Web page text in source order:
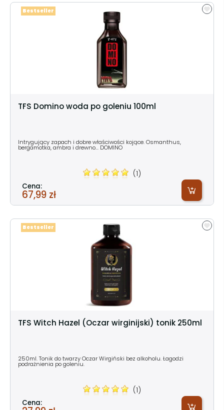
TFS Domino woda po goleniu 100ml
Intrygujący zapach i dobre właściwości kojące. Osmanthus,
bergamotka, ambra i drewno... DOMINO
(1)
Cena:
67,99 zł
Bestseller
TFS Witch Hazel (Oczar wirginijski) tonik 250ml
250ml. Tonik do twarzy Oczar Wirgiński bez alkoholu. Łagodzi
podrażnienia po goleniu.
(1)
Cena:
Bestseller